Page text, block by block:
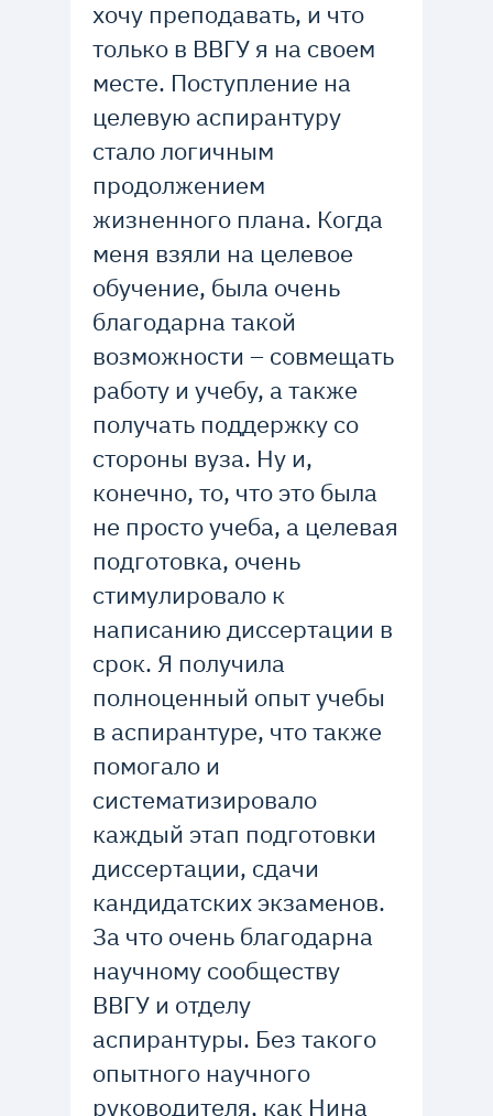
хочу преподавать, и что
только в ВВГУ я на своем
месте. Поступление на
целевую аспирантуру
стало логичным
продолжением
жизненного плана. Когда
меня взяли на целевое
обучение, была очень
благодарна такой
возможности – совмещать
работу и учебу, а также
получать поддержку со
стороны вуза. Ну и,
конечно, то, что это была
не просто учеба, а целевая
подготовка, очень
стимулировало к
написанию диссертации в
срок. Я получила
полноценный опыт учебы
в аспирантуре, что также
помогало и
систематизировало
каждый этап подготовки
диссертации, сдачи
кандидатских экзаменов.
За что очень благодарна
научному сообществу
ВВГУ и отделу
аспирантуры. Без такого
опытного научного
руководителя, как Нина